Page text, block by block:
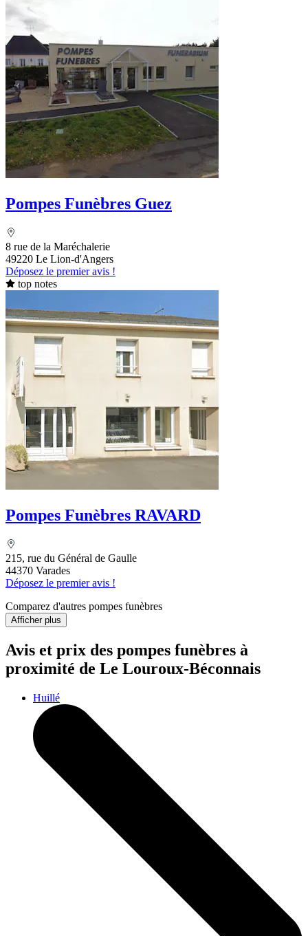
Pompes Funèbres Guez
8 rue de la Maréchalerie
49220 Le Lion-d'Angers
Déposez le premier avis !
top notes
Pompes Funèbres RAVARD
215, rue du Général de Gaulle
44370 Varades
Déposez le premier avis !
Comparez d'autres pompes funèbres
Afficher plus
Avis et prix des pompes funèbres à
proximité de Le Louroux-Béconnais
Huillé